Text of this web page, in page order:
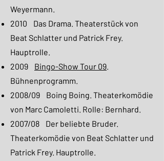
Weyermann.
2010 Das Drama. Theaterstück von
Beat Schlatter und Patrick Frey.
Hauptrolle.
2009 Bingo-Show Tour 09.
Bühnenprogramm.
2008/09 Boing Boing. Theaterkomödie
von Marc Camoletti. Rolle: Bernhard.
2007/08 Der beliebte Bruder.
Theaterkomödie von Beat Schlatter und
Patrick Frey. Hauptrolle.